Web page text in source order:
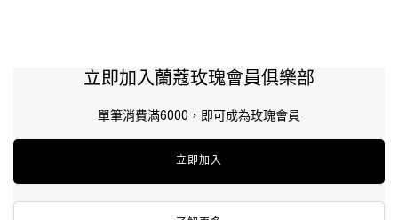
立即加入蘭蔻玫瑰會員俱樂部
單筆消費滿6000，即可成為玫瑰會員
立即加入